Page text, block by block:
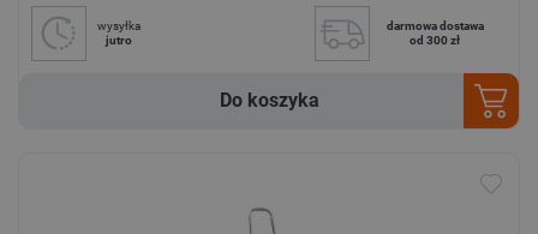
wysyłka
jutro
darmowa dostawa
od 300 zł
Do koszyka